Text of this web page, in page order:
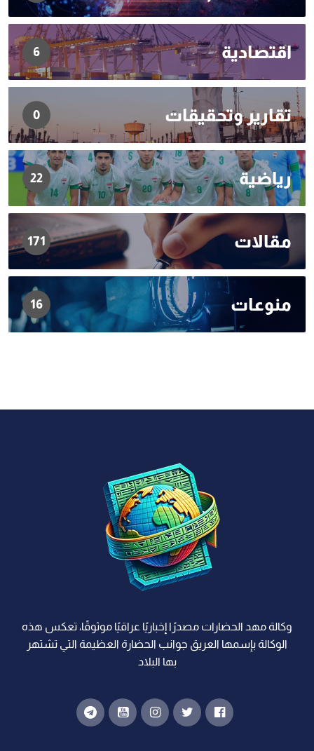
اقتصادية 6
تقارير وتحقيقات 0
رياضية 22
مقالات 171
منوعات 16
وكالة مهد الحضارات مصدرًا إخباريًا عراقيًا موثوقًا، تعكس هذه
الوكالة بإسمها العريق جوانب الحضارة العظيمة التي تشتهر
بها البلاد